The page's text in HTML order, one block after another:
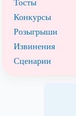
Тосты
Конкурсы
Розыгрыши
Извинения
Сценарии